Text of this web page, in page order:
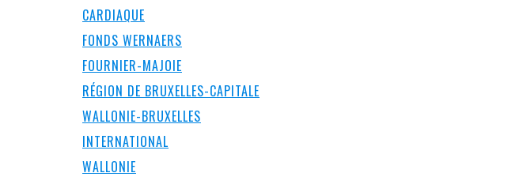
CARDIAQUE
FONDS WERNAERS
FOURNIER-MAJOIE
RÉGION DE BRUXELLES-CAPITALE
WALLONIE-BRUXELLES
INTERNATIONAL
WALLONIE